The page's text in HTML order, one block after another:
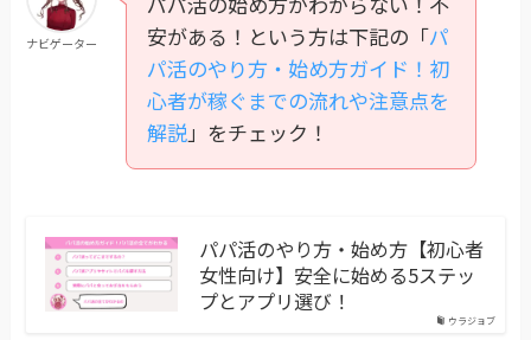
ナビゲーター
安がある！という方は下記の「パ
パ活のやり方・始め方ガイド！初
心者が稼ぐまでの流れや注意点を
解説」をチェック！
ウラジョブ
パパ活のやり方・始め方【初心者
女性向け】安全に始める5ステッ
プとアプリ選び！